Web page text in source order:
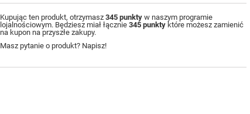
Masz pytanie o produkt? Napisz!
Kupując ten produkt, otrzymasz345 punkty w naszym programie
lojalnościowym. Będziesz miał łącznie345 punkty które możesz zamienić
na kupon na przyszłe zakupy.